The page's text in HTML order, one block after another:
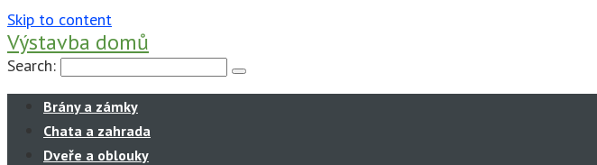
Skip to content
Výstavba domů
Search:
Brány a zámky
Chata a zahrada
Dveře a oblouky